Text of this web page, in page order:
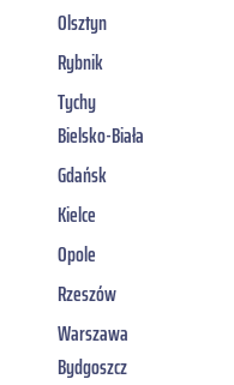
Olsztyn
Rybnik
Tychy
Bielsko-Biała
Gdańsk
Kielce
Opole
Rzeszów
Warszawa
Bydgoszcz